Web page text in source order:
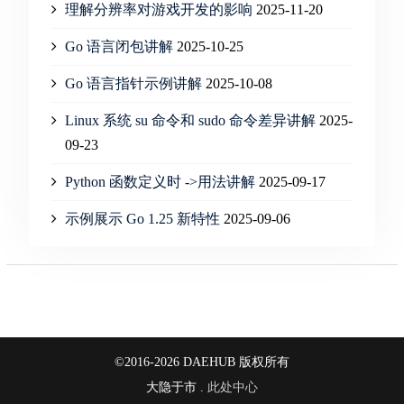
理解分辨率对游戏开发的影响 2025-11-20
Go 语言闭包讲解 2025-10-25
Go 语言指针示例讲解 2025-10-08
Linux 系统 su 命令和 sudo 命令差异讲解 2025-
09-23
Python 函数定义时 ->用法讲解 2025-09-17
示例展示 Go 1.25 新特性 2025-09-06
©2016-2026 DAEHUB 版权所有
大隐于市 . 此处中心